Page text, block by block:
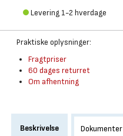
Levering 1-2 hverdage
Praktiske oplysninger:
Fragtpriser
60 dages returret
Om afhentning
Beskrivelse Dokumenter